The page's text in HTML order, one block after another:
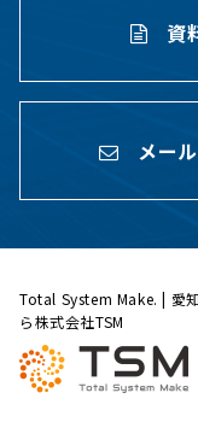
資
メー
Total System Make. | 愛
ら株式会社TSM